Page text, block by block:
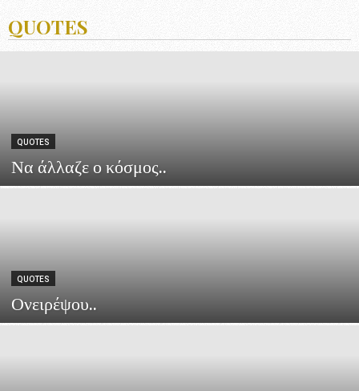
QUOTES
QUOTES
Να άλλαζε ο κόσμος..
QUOTES
Ονειρέψου..